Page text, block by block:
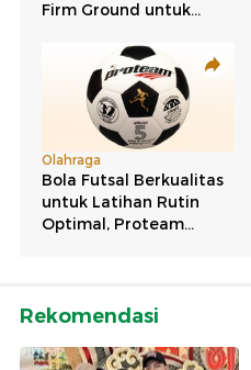
Rekomendasi